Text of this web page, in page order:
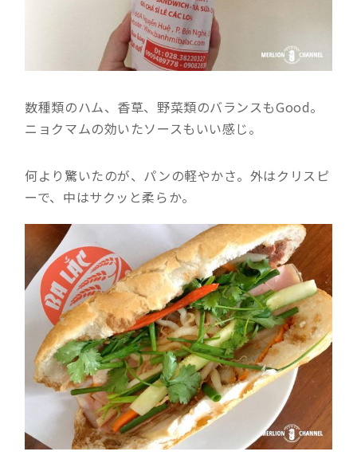
数種類のハム、香草、野菜類のバランスもGood。
ニョクマムの効いたソースもいい感じ。
何より驚いたのが、パンの軽やかさ。外はクリスピ
ーで、中はサクッと柔らか。